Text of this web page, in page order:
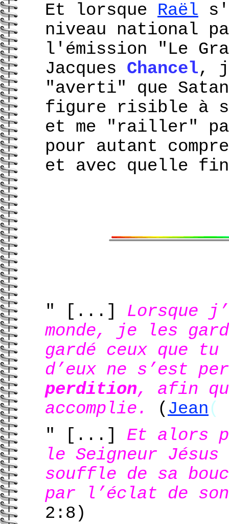
Et lorsque Raël
niveau national
l'émission "Le
Jacques Chancel,
"averti" que
figure risible à
et me "railler"
pour autant
et avec quelle
" [...] Lorsque
monde, je les
gardé ceux que tu
d’eux ne s’est
perdition, afin
accomplie.
( Jean (
" [...] Et alors
le Seigneur
souffle de sa
par l’éclat de son
2:8)